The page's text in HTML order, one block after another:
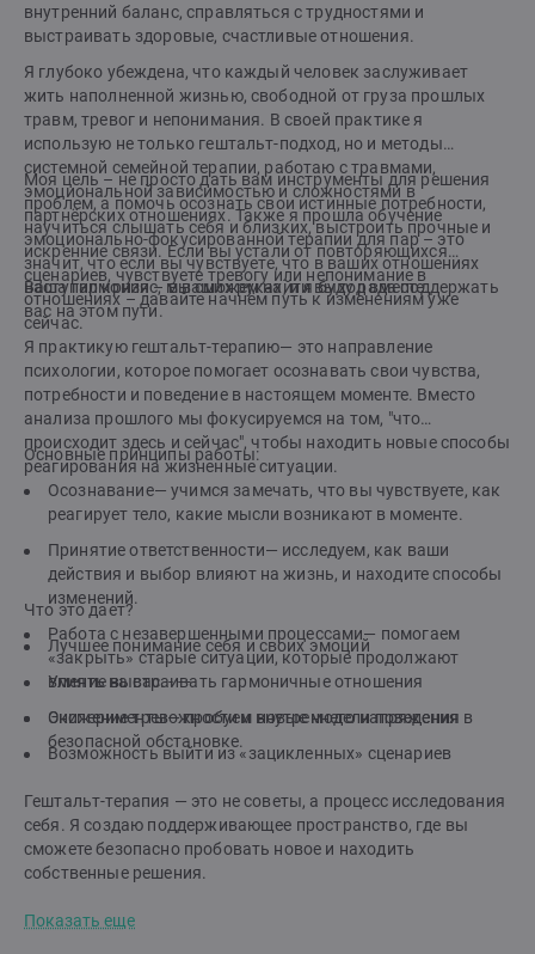
внутренний баланс, справляться с трудностями и
выстраивать здоровые, счастливые отношения.
Я глубоко убеждена, что каждый человек заслуживает
жить наполненной жизнью, свободной от груза прошлых
травм, тревог и непонимания. В своей практике я
использую не только гештальт-подход, но и методы
системной семейной терапии, работаю с травмами,
эмоциональной зависимостью и сложностями в
партнёрских отношениях. Также я прошла обучение
эмоционально-фокусированной терапии для пар – это
значит, что если вы чувствуете, что в ваших отношениях
наступил кризис, мы сможем найти выход вместе.
Моя цель – не просто дать вам инструменты для решения
проблем, а помочь осознать свои истинные потребности,
научиться слышать себя и близких, выстроить прочные и
искренние связи. Если вы устали от повторяющихся
сценариев, чувствуете тревогу или непонимание в
отношениях – давайте начнём путь к изменениям уже
сейчас.
Ваша гармония – в ваших руках, и я буду рада поддержать
вас на этом пути.
Я практикую гештальт-терапию— это направление
психологии, которое помогает осознавать свои чувства,
потребности и поведение в настоящем моменте. Вместо
анализа прошлого мы фокусируемся на том, "что
происходит здесь и сейчас", чтобы находить новые способы
реагирования на жизненные ситуации.
Основные принципы работы:
Осознавание— учимся замечать, что вы чувствуете, как
реагирует тело, какие мысли возникают в моменте.
Принятие ответственности— исследуем, как ваши
действия и выбор влияют на жизнь, и находите способы
изменений.
Работа с незавершенными процессами— помогаем
«закрыть» старые ситуации, которые продолжают
влиять на вас. - - -
Эксперименты— пробуем новые модели поведения в
безопасной обстановке.
Что это дает?
Лучшее понимание себя и своих эмоций
Умение выстраивать гармоничные отношения
Снижение тревожности и внутреннего напряжения
Возможность выйти из «зацикленных» сценариев
Гештальт-терапия — это не советы, а процесс исследования
себя. Я создаю поддерживающее пространство, где вы
сможете безопасно пробовать новое и находить
собственные решения.
Показать еще